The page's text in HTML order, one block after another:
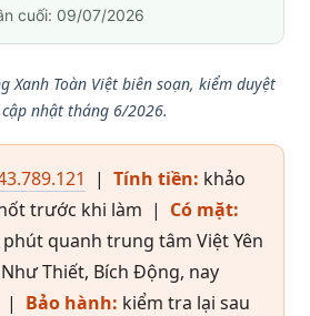
cuối: 09/07/2026
Xanh Toàn Việt biên soạn, kiểm duyệt
nhật tháng 6/2026.
| Tính tiền: khảo
trước khi làm | Có mặt:
quanh trung tâm Việt Yên
Thiết, Bích Động, nay
| Bảo hành: kiểm tra lại sau